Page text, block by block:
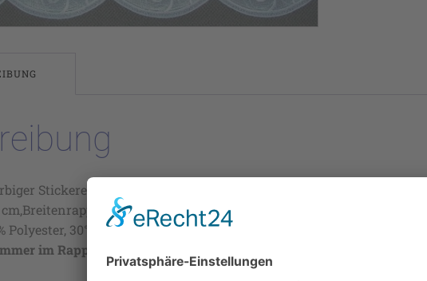
Stickereistore mit 2 Kanten,
ca 16,3 cm,
Polyester, 30° waschbar
im Rapport bestellen!